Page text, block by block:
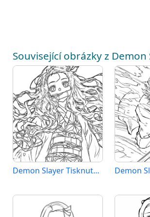
Související obrázky z Demon
Demon Slayer Tisknutelný Demon